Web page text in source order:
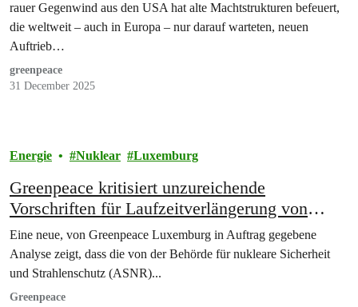
rauer Gegenwind aus den USA hat alte Machtstrukturen befeuert,
die weltweit – auch in Europa – nur darauf warteten, neuen
Auftrieb…
greenpeace
31 December 2025
Energie Nuklear Luxemburg
Greenpeace kritisiert unzureichende
Vorschriften für Laufzeitverlängerung von
1300-MWe-Reaktoren
Eine neue, von Greenpeace Luxemburg in Auftrag gegebene
Analyse zeigt, dass die von der Behörde für nukleare Sicherheit
und Strahlenschutz (ASNR)...
Greenpeace